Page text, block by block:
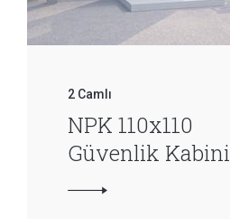
2 Camlı
NPK 110x110
Güvenlik Kabini